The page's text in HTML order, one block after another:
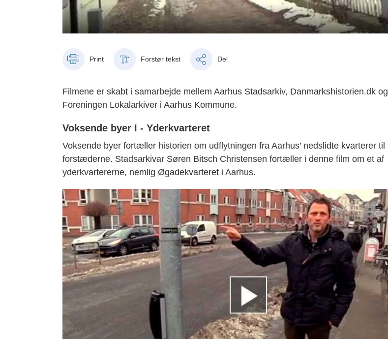
Print Forstør tekst Del
Filmene er skabt i samarbejde mellem Aarhus Stadsarkiv, Danmarkshistorien.dk og
Foreningen Lokalarkiver i Aarhus Kommune.
Voksende byer I - Yderkvarteret
Voksende byer fortæller historien om udflytningen fra Aarhus’ nedslidte kvarterer til
forstæderne. Stadsarkivar Søren Bitsch Christensen fortæller i denne film om et af
yderkvartererne, nemlig Øgadekvarteret i Aarhus.